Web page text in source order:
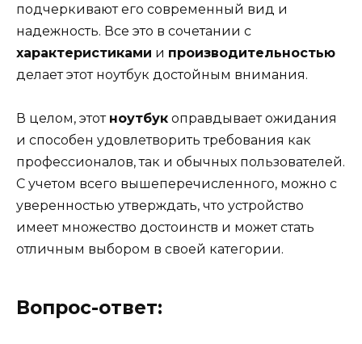
подчеркивают его современный вид и
надежность. Все это в сочетании с
характеристиками и производительностью
делает этот ноутбук достойным внимания.
В целом, этот ноутбук оправдывает ожидания
и способен удовлетворить требования как
профессионалов, так и обычных пользователей.
С учетом всего вышеперечисленного, можно с
уверенностью утверждать, что устройство
имеет множество достоинств и может стать
отличным выбором в своей категории.
Вопрос-ответ: